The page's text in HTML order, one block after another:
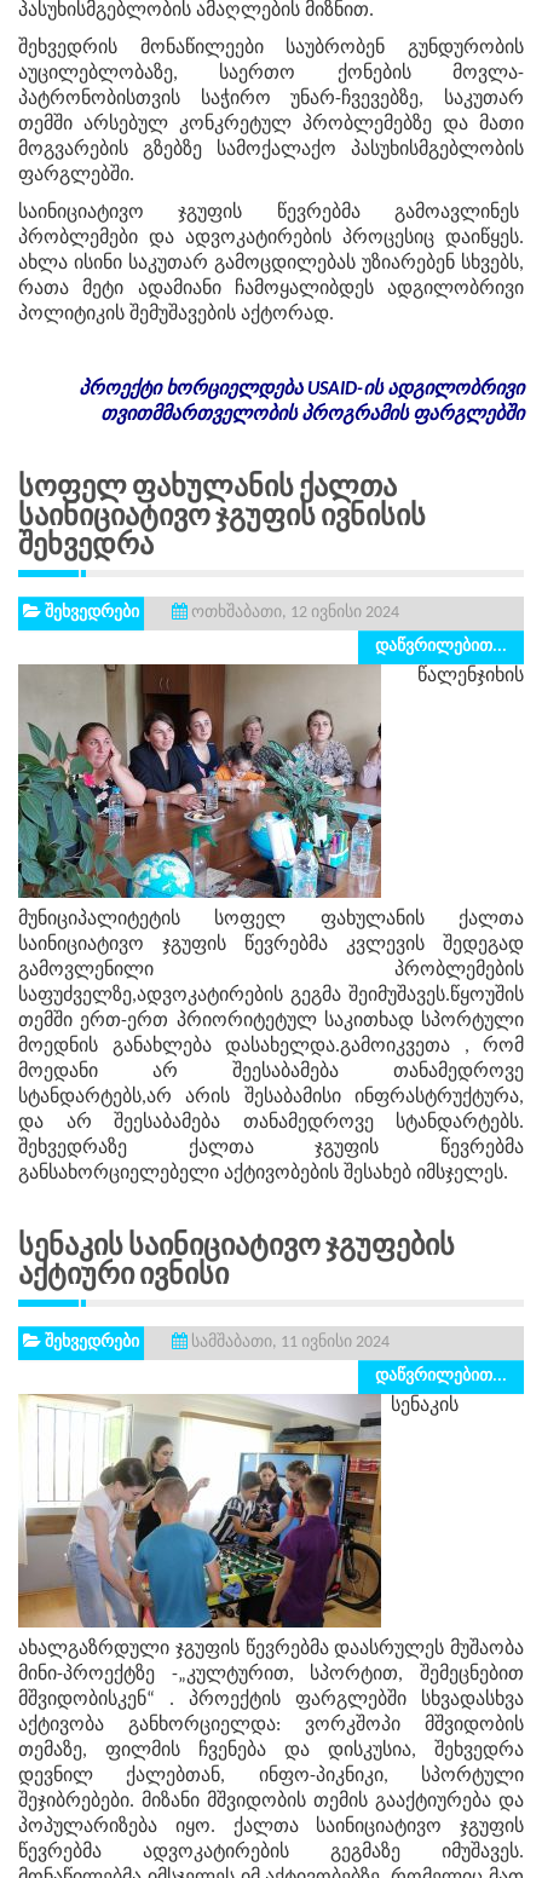
პასუხისმგებლობის ამაღლების მიზნით.
შეხვედრის მონაწილეები საუბრობენ გუნდურობის
აუცილებლობაზე, საერთო ქონების მოვლა-
პატრონობისთვის საჭირო უნარ-ჩვევებზე, საკუთარ
თემში არსებულ კონკრეტულ პრობლემებზე და მათი
მოგვარების გზებზე სამოქალაქო პასუხისმგებლობის
ფარგლებში.
საინიციატივო ჯგუფის წევრებმა გამოავლინეს
პრობლემები და ადვოკატირების პროცესიც დაიწყეს.
ახლა ისინი საკუთარ გამოცდილებას უზიარებენ სხვებს,
რათა მეტი ადამიანი ჩამოყალიბდეს ადგილობრივი
პოლიტიკის შემუშავების აქტორად.
პროექტი ხორციელდებაUSAID-ის ადგილობრივი
თვითმმართველობის პროგრამის ფარგლებში
Სოფელ Ფახულანის Ქალთა
Საინიციატივო Ჯგუფის Ივნისის
Შეხვედრა
შეხვედრები
ოთხშაბათი, 12 ივნისი 2024
დაწვრილებით...
წალენჯიხის
მუნიციპალიტეტის სოფელ ფახულანის ქალთა
საინიციატივო ჯგუფის წევრებმა კვლევის შედეგად
გამოვლენილი პრობლემების
საფუძველზე,ადვოკატირების გეგმა შეიმუშავეს.წყოუშის
თემში ერთ-ერთ პრიორიტეტულ საკითხად სპორტული
მოედნის განახლება დასახელდა.გამოიკვეთა , რომ
მოედანი არ შეესაბამება თანამედროვე
სტანდარტებს,არ არის შესაბამისი ინფრასტრუქტურა,
და არ შეესაბამება თანამედროვე სტანდარტებს.
შეხვედრაზე ქალთა ჯგუფის წევრებმა
განსახორციელებელი აქტივობების შესახებ იმსჯელეს.
Სენაკის Საინიციატივო Ჯგუფების
Აქტიური Ივნისი
შეხვედრები
სამშაბათი, 11 ივნისი 2024
დაწვრილებით...
სენაკის
ახალგაზრდული ჯგუფის წევრებმა დაასრულეს მუშაობა
მინი-პროექტზე -„კულტურით, სპორტით, შემეცნებით
მშვიდობისკენ“ . პროექტის ფარგლებში სხვადასხვა
აქტივობა განხორციელდა: ვორკშოპი მშვიდობის
თემაზე, ფილმის ჩვენება და დისკუსია, შეხვედრა
დევნილ ქალებთან, ინფო-პიკნიკი, სპორტული
შეჯიბრებები. მიზანი მშვიდობის თემის გააქტიურება და
პოპულარიზება იყო. ქალთა საინიციატივო ჯგუფის
წევრებმა ადვოკატირების გეგმაზე იმუშავეს.